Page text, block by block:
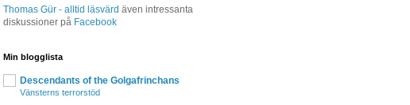
Thomas Gür - alltid läsvärd även intressanta
diskussioner på Facebook
Min blogglista
Descendants of the Golgafrinchans
Vänsterns terrorstöd